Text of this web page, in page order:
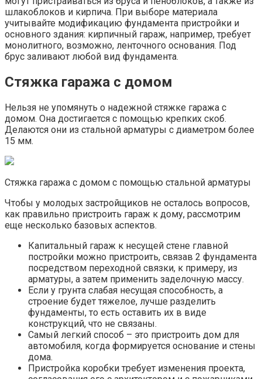
шлакоблоков и кирпича. При выборе материала
учитывайте модификацию фундамента пристройки и
основного здания: кирпичный гараж, например, требует
монолитного, возможно, ленточного основания. Под
брус заливают любой вид фундамента.
Стяжка гаража с домом
Нельзя не упомянуть о надежной стяжке гаража с
домом. Она достигается с помощью крепких скоб.
Делаются они из стальной арматуры с диаметром более
15 мм.
Стяжка гаража с домом с помощью стальной арматуры
Чтобы у молодых застройщиков не осталось вопросов,
как правильно пристроить гараж к дому, рассмотрим
еще несколько базовых аспектов.
Капитальный гараж к несущей стене главной
постройки можно пристроить, связав 2 фундамента
посредством переходной связки, к примеру, из
арматуры, а затем применить заделочную массу.
Если у грунта слабая несущая способность, а
строение будет тяжелое, лучше разделить
фундаменты, то есть оставить их в виде
конструкций, что не связаны.
Самый легкий способ – это пристроить дом для
автомобиля, когда формируется основание и стены
дома.
Пристройка коробки требует изменения проекта,